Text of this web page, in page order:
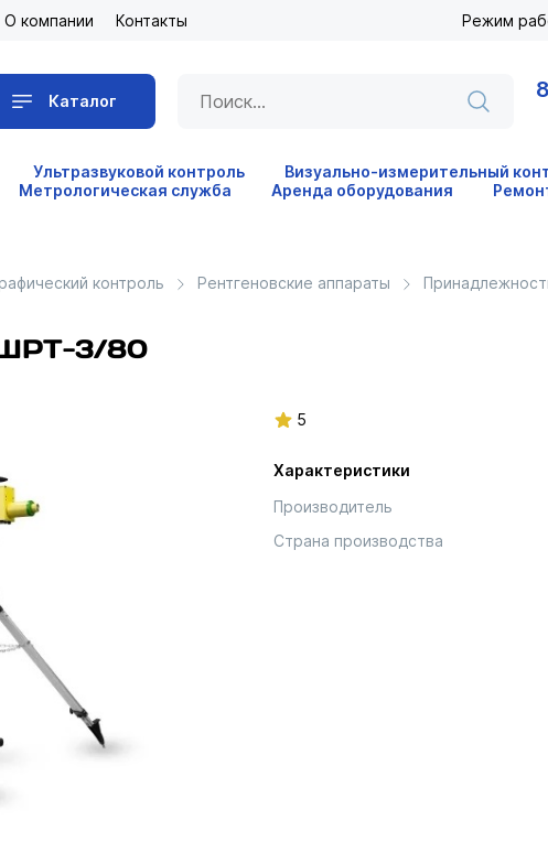
О компании Контакты Режим
Каталог
Ультразвуковой контроль Визуально-измерительный
Метрологическая служба Аренда оборудования
контроль Рентгеновские аппараты
3/80
5
Характеристики
Производитель
Страна производства